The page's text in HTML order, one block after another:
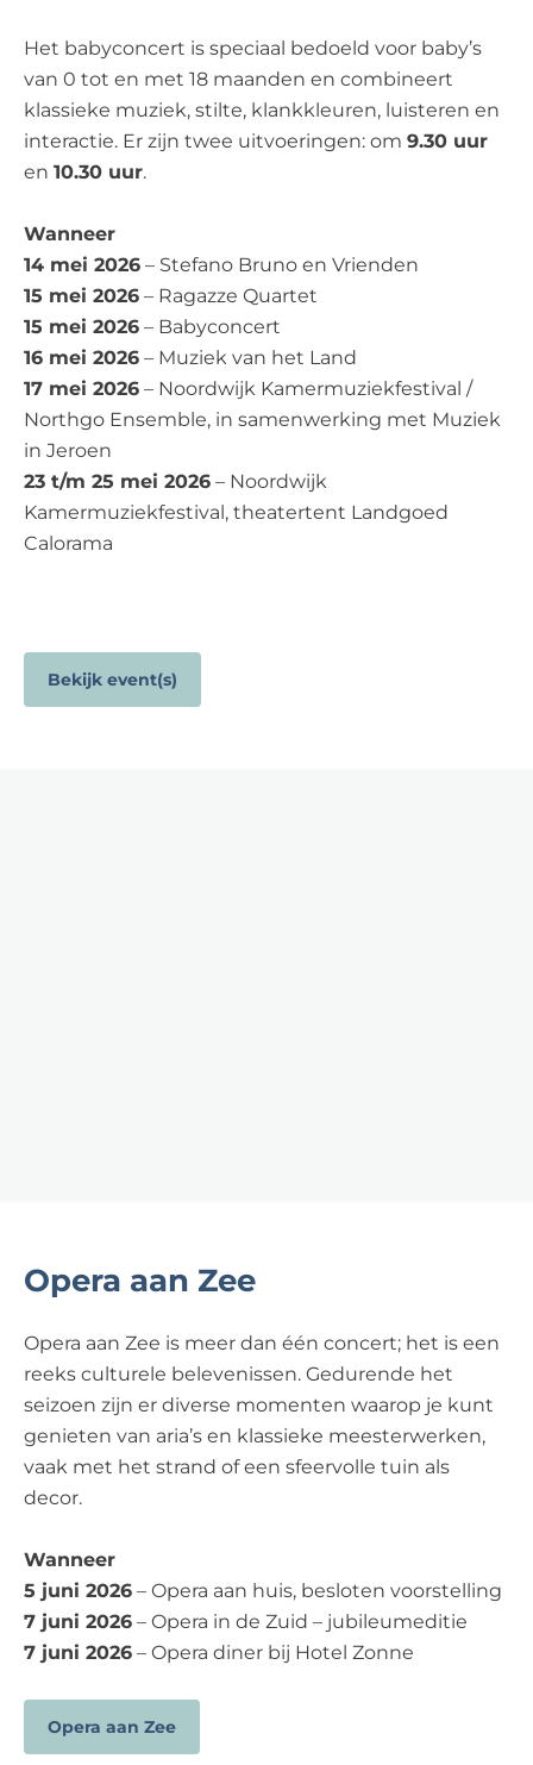
Het babyconcert is speciaal bedoeld voor baby’s
van 0 tot en met 18 maanden en combineert
klassieke muziek, stilte, klankkleuren, luisteren en
interactie. Er zijn twee uitvoeringen: om 9.30 uur
en 10.30 uur.
Wanneer
14 mei 2026 – Stefano Bruno en Vrienden
15 mei 2026 – Ragazze Quartet
15 mei 2026 – Babyconcert
16 mei 2026 – Muziek van het Land
17 mei 2026 – Noordwijk Kamermuziekfestival /
Northgo Ensemble, in samenwerking met Muziek
in Jeroen
23 t/m 25 mei 2026 – Noordwijk
Kamermuziekfestival, theatertent Landgoed
Calorama
Bekijk event(s)
Opera aan Zee
Opera aan Zee is meer dan één concert; het is een
reeks culturele belevenissen. Gedurende het
seizoen zijn er diverse momenten waarop je kunt
genieten van aria’s en klassieke meesterwerken,
vaak met het strand of een sfeervolle tuin als
decor.
Wanneer
5 juni 2026 – Opera aan huis, besloten voorstelling
7 juni 2026 – Opera in de Zuid – jubileumeditie
7 juni 2026 – Opera diner bij Hotel Zonne
Opera aan Zee